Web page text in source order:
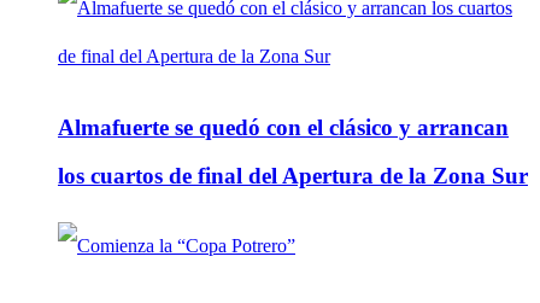
Almafuerte se quedó con el clásico y arrancan
los cuartos de final del Apertura de la Zona Sur